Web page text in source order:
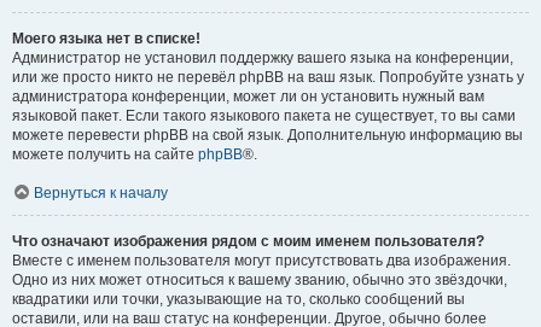
Моего языка нет в списке!
Администратор не установил поддержку вашего языка на конференции,
или же просто никто не перевёл phpBB на ваш язык. Попробуйте узнать у
администратора конференции, может ли он установить нужный вам
языковой пакет. Если такого языкового пакета не существует, то вы сами
можете перевести phpBB на свой язык. Дополнительную информацию вы
можете получить на сайте phpBB®.
Вернуться к началу
Что означают изображения рядом с моим именем пользователя?
Вместе с именем пользователя могут присутствовать два изображения.
Одно из них может относиться к вашему званию, обычно это звёздочки,
квадратики или точки, указывающие на то, сколько сообщений вы
оставили, или на ваш статус на конференции. Другое, обычно более